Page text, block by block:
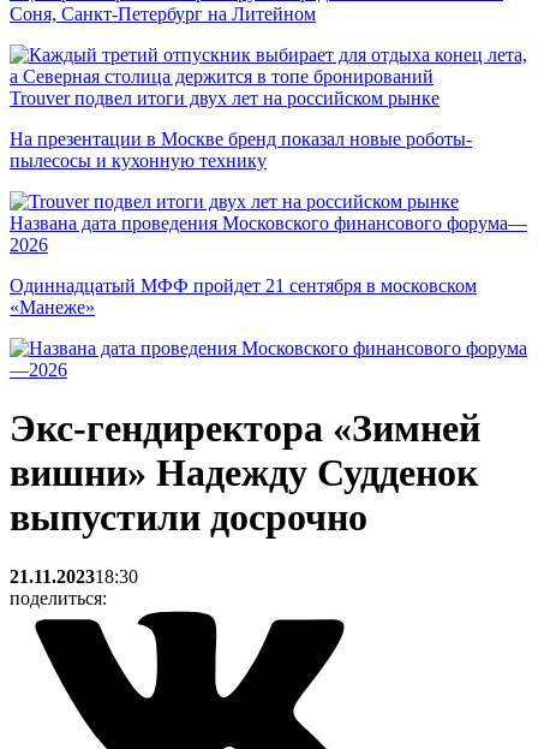
Соня, Санкт-Петербург на Литейном
Trouver подвел итоги двух лет на российском рынке
На презентации в Москве бренд показал новые роботы-
пылесосы и кухонную технику
Названа дата проведения Московского финансового форума—
2026
Одиннадцатый МФФ пройдет 21 сентября в московском
«Манеже»
Экс-гендиректора «Зимней
вишни» Надежду Судденок
выпустили досрочно
21.11.202318:30
поделиться: